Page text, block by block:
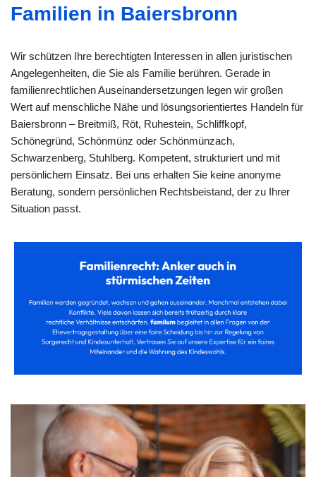
Familien in Baiersbronn
Wir schützen Ihre berechtigten Interessen in allen juristischen
Angelegenheiten, die Sie als Familie berühren. Gerade in
familienrechtlichen Auseinandersetzungen legen wir großen
Wert auf menschliche Nähe und lösungsorientiertes Handeln für
Baiersbronn – Breitmiß, Röt, Ruhestein, Schliffkopf,
Schönegründ, Schönmünz oder Schönmünzach,
Schwarzenberg, Stuhlberg. Kompetent, strukturiert und mit
persönlichem Einsatz. Bei uns erhalten Sie keine anonyme
Beratung, sondern persönlichen Rechtsbeistand, der zu Ihrer
Situation passt.